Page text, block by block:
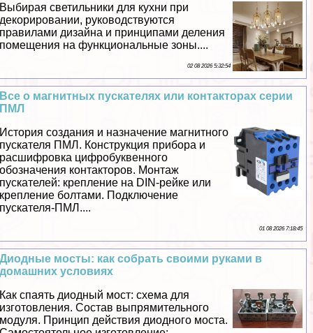
Выбирая светильники для кухни при
декорировании, руководствуются
правилами дизайна и принципами деления
помещения на функциональные зоны....
02 08 2026 5:32:54
Все о магнитных пускателях или контакторах серии
ПМЛ
История создания и назначение магнитного
пускателя ПМЛ. Конструкция прибора и
расшифровка цифробуквенного
обозначения контакторов. Монтаж
пускателей: крепление на DIN-рейке или
крепление болтами. Подключение
пускателя-ПМЛ....
01 08 2026 7:18:45
Диодные мосты: как собрать своими руками в
домашних условиях
Как спаять диодный мост: схема для
изготовления. Состав выпрямительного
модуля. Принцип действия диодного моста.